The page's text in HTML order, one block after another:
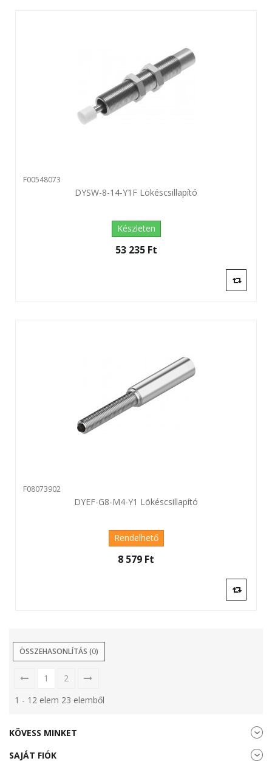
F00548073
DYSW-8-14-Y1F Lökéscsillapító
Készleten
53 235 Ft‎
F08073902
DYEF-G8-M4-Y1 Lökéscsillapító
Rendelhető
8 579 Ft‎
ÖSSZEHASONLÍTÁS (0)
1
2
1 - 12 elem 23 elemből
KÖVESS MINKET
SAJÁT FIÓK